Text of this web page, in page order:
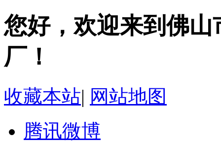
您好，欢迎来到佛
厂！
收藏本站| 网站地图
腾讯微博